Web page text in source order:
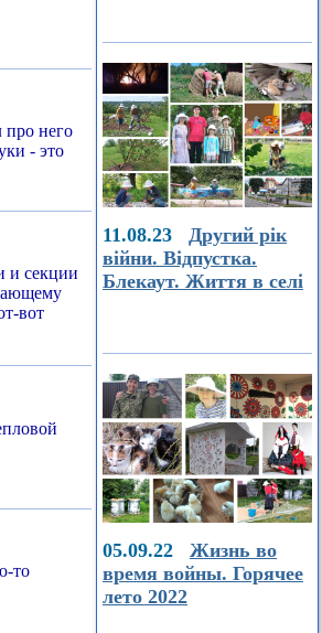
про него
- это
и секции
вот
то
11.08.23 Другий рік
війни. Відпустка.
Блекаут. Життя в селі
05.09.22 Жизнь во
время войны. Горячее
лето 2022